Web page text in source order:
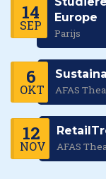
14
SEP
Europe
Parijs
6
OKT AFAS
12
NOV AFAS